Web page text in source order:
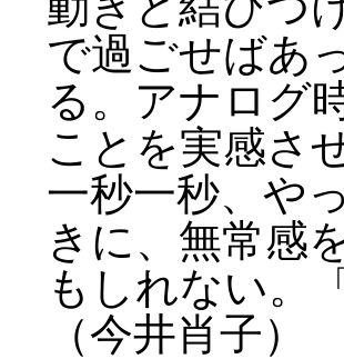
で過ごせばあ
る。アナログ
ことを実感さ
一秒一秒、や
きに、無常感
もしれない。
（今井肖子）